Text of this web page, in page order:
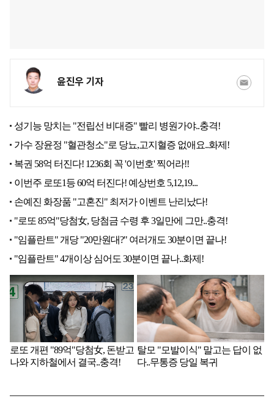
윤진우 기자